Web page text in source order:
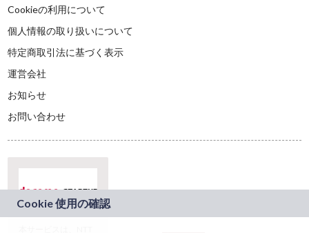
Cookieの利用について
個人情報の取り扱いについて
特定商取引法に基づく表示
運営会社
お知らせ
お問い合わせ